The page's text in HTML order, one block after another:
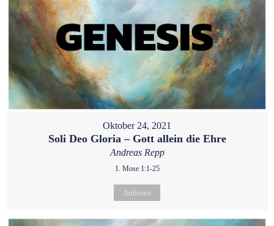
Oktober 24, 2021
Soli Deo Gloria – Gott allein die Ehre
Andreas Repp
1. Mose 1:1-25
Anhören